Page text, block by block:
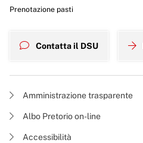
Prenotazione pasti
Contatta il DSU
Amministrazione trasparente
Albo Pretorio on-line
Accessibilità